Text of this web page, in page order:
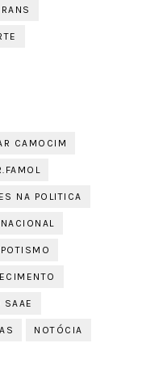
CAMOCIM
NA POLITICA
NACIONAL
SAAE
NOTÓCIA